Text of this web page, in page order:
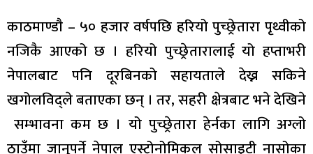
काठमाण्डाै – ५० हजार वर्षपछि हरियो पुच्छ्रेतारा पृथ्वीको
नजिकै आएको छ । हरियो पुच्छ्रेतारालाई यो हप्ताभरी
नेपालबाट पनि दूरबिनको सहायताले देख्न सकिने
खगोलविद्ले बताएका छन् । तर, सहरी क्षेत्रबाट भने देखिने
सम्भावना कम छ । यो पुच्छ्रेतारा हेर्नका लागि अग्लो
ठाउँमा जानुपर्ने नेपाल एस्ट्रोनोमिकल सोसाइटी नासोका